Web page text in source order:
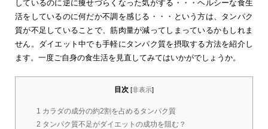
しているのに逆に痩せづらくなった気がする・・・ヘルシーな食生
活をしているのに何だか不調を感じる・・・という方は、タンパク
質が不足していることで、筋肉量が減ってしまっているかもしれま
せん。ダイエット中でも手軽にタンパク質を摂取する方法を紹介し
ます。一度ご自身の食生活を見直してみてはいかがでしょうか。
目次 [非表示]
1 カラダの成分の約2割を占めるタンパク質
2 タンパク質不足がダイエットの成功を阻む？